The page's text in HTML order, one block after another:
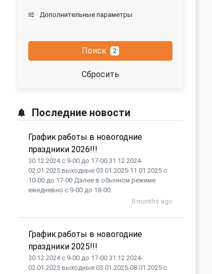
Дополнительные параметры
Поиск 2
Сбросить
Последние новости
График работы в новогодние
праздники 2026!!!
30.12.2024 с 9-00 до 17-00 31.12.2024-
02.01.2025 выходные 03.01.2025-11.01.2025 с
10-00 до 17-00 Далее в обычном режиме
ежедневно с 9-00 до 18-00.
8 months ago
График работы в новогодние
праздники 2025!!!
30.12.2024 с 9-00 до 17-00 31.12.2024-
02.01.2025 выходные 03.01.2025-08.01.2025 с